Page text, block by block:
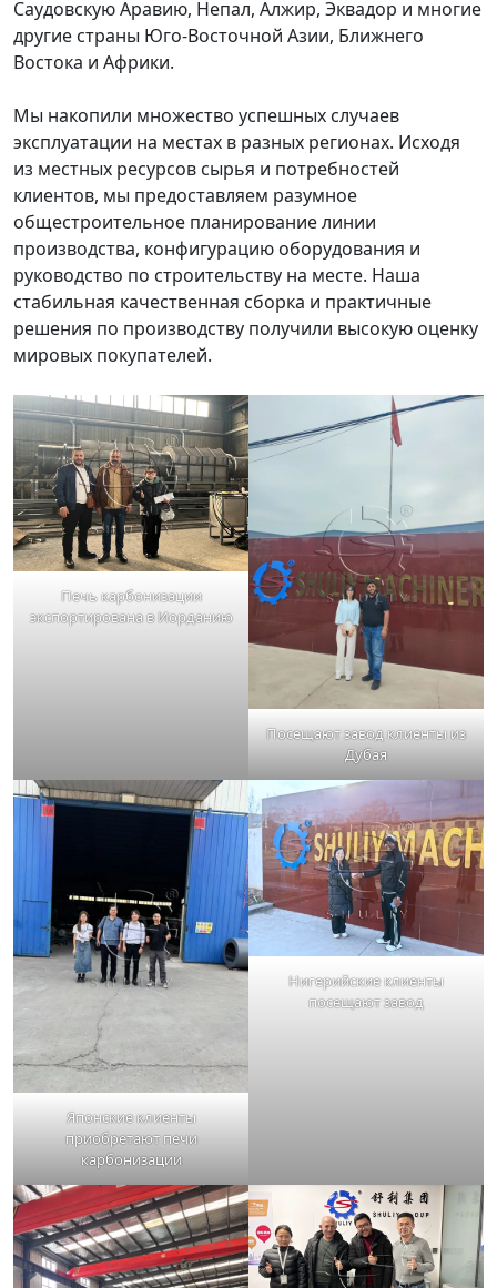
Саудовскую Аравию, Непал, Алжир, Эквадор и многие
другие страны Юго-Восточной Азии, Ближнего
Востока и Африки.
Мы накопили множество успешных случаев
эксплуатации на местах в разных регионах. Исходя
из местных ресурсов сырья и потребностей
клиентов, мы предоставляем разумное
общестроительное планирование линии
производства, конфигурацию оборудования и
руководство по строительству на месте. Наша
стабильная качественная сборка и практичные
решения по производству получили высокую оценку
мировых покупателей.
Печь карбонизации
экспортирована в Иорданию
Посещают завод клиенты из
Дубая
Японские клиенты
приобретают печи
карбонизации
Нигерийские клиенты
посещают завод